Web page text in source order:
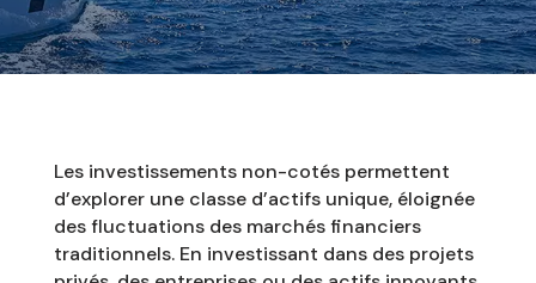
Les investissements non-cotés permettent
d’explorer une classe d’actifs unique, éloignée
des fluctuations des marchés financiers
traditionnels. En investissant dans des projets